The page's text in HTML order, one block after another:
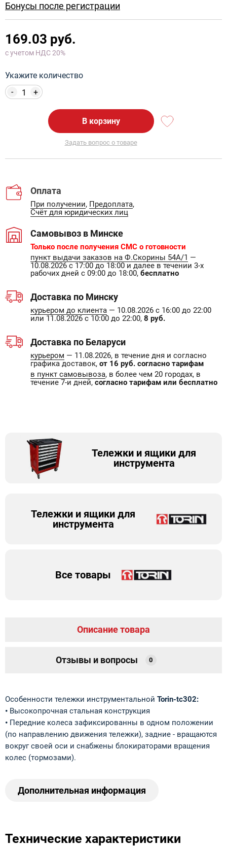
Бонусы после регистрации
169.03 руб.
с учетом НДС 20%
Укажите количество
+
-
В корзину
Задать вопрос о товаре
Оплата
При получении, Предоплата,
Счёт для юридических лиц
Самовывоз в Минске
Только после получения СМС о готовности
пункт выдачи заказов на Ф.Скорины 54А/1 —
10.08.2026 с 17:00 до 18:00 и далее в течении 3-х
рабочих дней с 09:00 до 18:00, бесплатно
Доставка по Минску
курьером до клиента — 10.08.2026 с 16:00 до 22:00
или 11.08.2026 с 10:00 до 22:00, 8 руб.
Доставка по Беларуси
курьером — 11.08.2026, в течение дня и согласно
графика доставок, от 16 руб. согласно тарифам
в пункт самовывоза, в более чем 20 городах, в
течение 7-и дней, согласно тарифам или бесплатно
Тележки и ящики для
инструмента
Тележки и ящики для
инструмента
Все товары
Описание товара
Отзывы и вопросы 0
Особенности тележки инструментальной Torin-tc302:
• Высокопрочная стальная конструкция
• Передние колеса зафиксированны в одном положении
(по направлению движения тележки), задние - вращаются
вокруг своей оси и снабжены блокираторами вращения
колес (тормозами).
Дополнительная информация
Технические характеристики